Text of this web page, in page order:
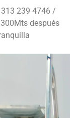
239 4746 /
después